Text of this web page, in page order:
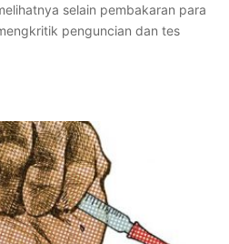
selain pembakaran para
penguncian dan tes